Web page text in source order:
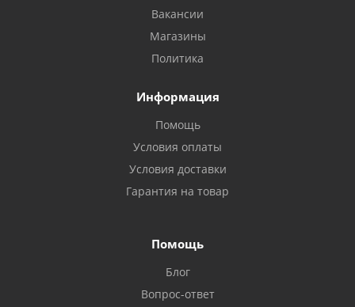
Вакансии
Магазины
Политика
Информация
Помощь
Условия оплаты
Условия доставки
Гарантия на товар
Помощь
Блог
Вопрос-ответ